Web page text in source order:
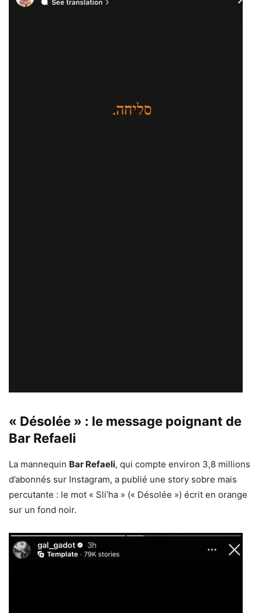
« Désolée » : le message poignant de
Bar Refaeli
La mannequin Bar Refaeli, qui compte environ 3,8 millions
d’abonnés sur Instagram, a publié une story sobre mais
percutante : le mot « Sli’ha » (« Désolée ») écrit en orange
sur un fond noir.